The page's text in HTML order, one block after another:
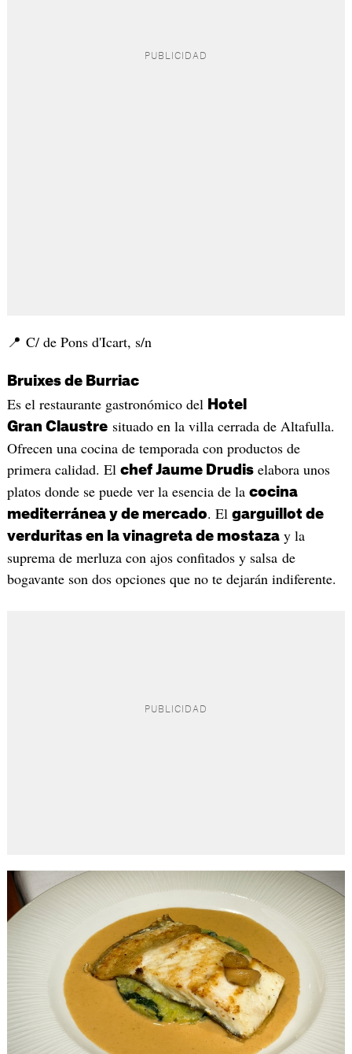
📍 C/ de Pons d'Icart, s/n
Bruixes de Burriac
Es el restaurante gastronómico del Hotel
Gran Claustresituado en la villa cerrada de Altafulla.
Ofrecen una cocina de temporada con productos de
primera calidad. El chef Jaume Drudiselabora unos
platos donde se puede ver la esencia de la cocina
mediterránea y de mercado. El garguillot de
verduritas en la vinagreta de mostazay la
suprema de merluza con ajos confitados y salsa de
bogavante son dos opciones que no te dejarán indiferente.